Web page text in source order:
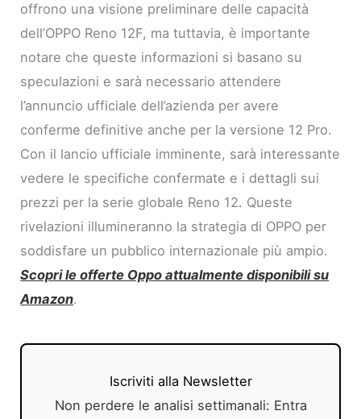
offrono una visione preliminare delle capacità
dell’OPPO Reno 12F, ma tuttavia, è importante
notare che queste informazioni si basano su
speculazioni e sarà necessario attendere
l’annuncio ufficiale dell’azienda per avere
conferme definitive anche per la versione 12 Pro.
Con il lancio ufficiale imminente, sarà interessante
vedere le specifiche confermate e i dettagli sui
prezzi per la serie globale Reno 12. Queste
rivelazioni illumineranno la strategia di OPPO per
soddisfare un pubblico internazionale più ampio.
Scopri le offerte Oppo attualmente disponibili su
Amazon.
Iscriviti alla Newsletter
Non perdere le analisi settimanali: Entra